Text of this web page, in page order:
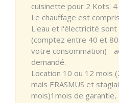
cuisinette pour 2 Kots.
Le chauffage est
L'eau et l'électricité sont
(comptez entre 40 et
votre consommation) -
demandé.
Location 10 ou 12 mois
mais ERASMUS et
mois)1mois de garantie,